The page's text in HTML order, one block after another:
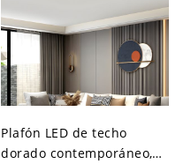
Plafón LED de techo
dorado contemporáneo,